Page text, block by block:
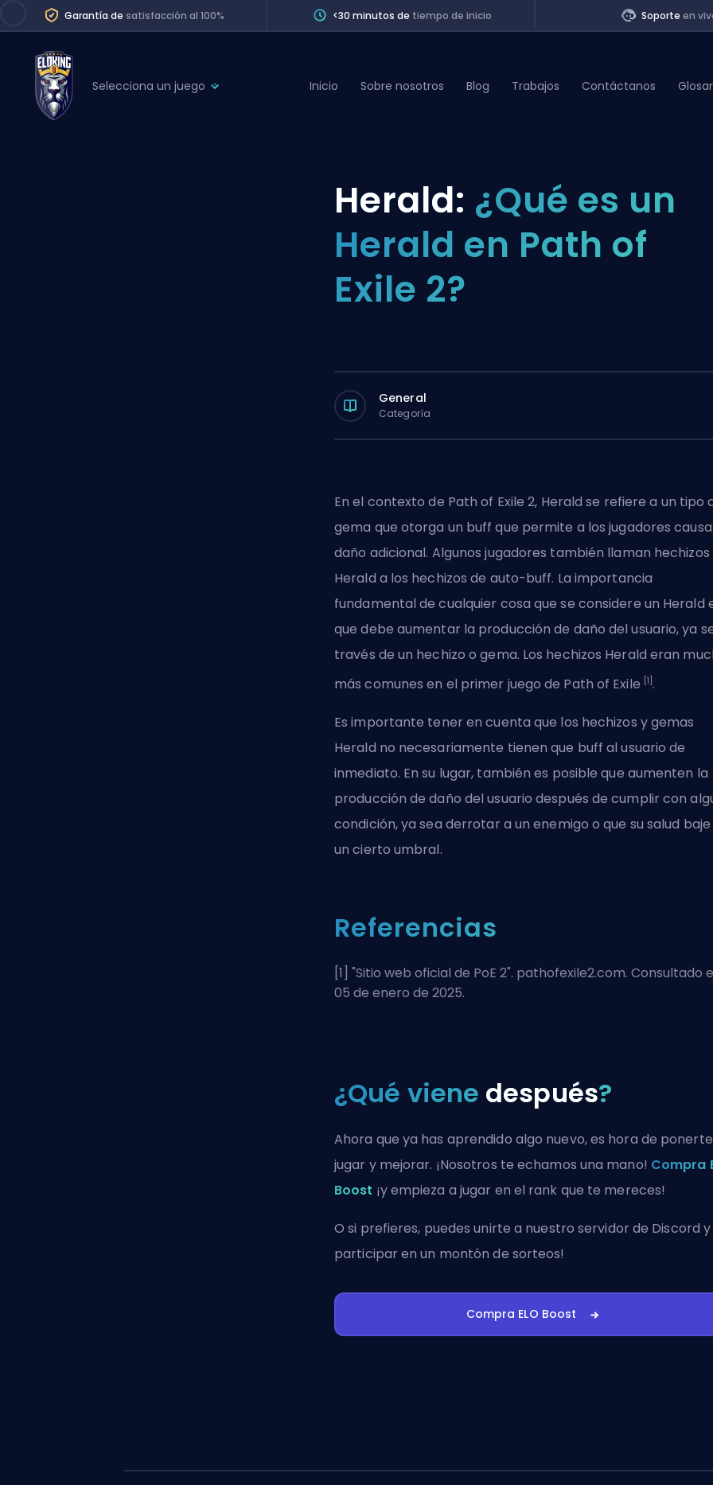
Garantía de satisfacción al 100% <30 minutos de tiempo de inicio Soporteen
Selecciona un juego
Division Boost
Inicio Sobre nosotros Blog Trabajos Contáctanos
Herald: ¿Qué es un
Herald en Path of
Exile 2?
General
Categoría
En el contexto de Path of Exile 2, Herald se refiere a un tipo
gema que otorga un buff que permite a los jugadores
daño adicional. Algunos jugadores también llaman hechizos
Herald a los hechizos de auto-buff. La importancia
fundamental de cualquier cosa que se considere un Herald
que debe aumentar la producción de daño del usuario, ya
través de un hechizo o gema. Los hechizos Herald eran
más comunes en el primer juego de Path of Exile [1] .
Es importante tener en cuenta que los hechizos y gemas
Herald no necesariamente tienen que buffal usuario de
inmediato. En su lugar, también es posible que aumenten la
producción de daño del usuario después de cumplir con
condición, ya sea derrotar a un enemigo o que su salud baje
un cierto umbral.
Referencias
[1] "Sitio web oficial de PoE 2". pathofexile2.com. Consultado
05 de enero de 2025.
¿Qué viene después?
Ahora que ya has aprendido algo nuevo, es hora de
jugar y mejorar. ¡Nosotros te echamos una mano! Compra
Boost ¡y empieza a jugar en el rank que te mereces!
O si prefieres, puedesunirte a nuestro servidor de Discord y
participar en un montón de sorteos!
Compra ELO Boost